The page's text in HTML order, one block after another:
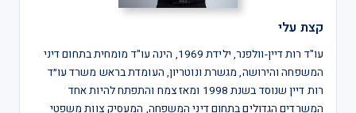
קצת עלי
עו"ד רות דיין-וולפנר, ילידת 1969, הינה עו"ד מומחית בתחום דיני
המשפחה והירושה, מגשרת ונוטריון, העומדת בראש משרד עו״ד
רות דיין שנוסד בשנת 1998 ומאז צמח והתפתח להיות אחד
המשרדים הגדולים בתחום דיני המשפחה, המעסיק צוות משפטי